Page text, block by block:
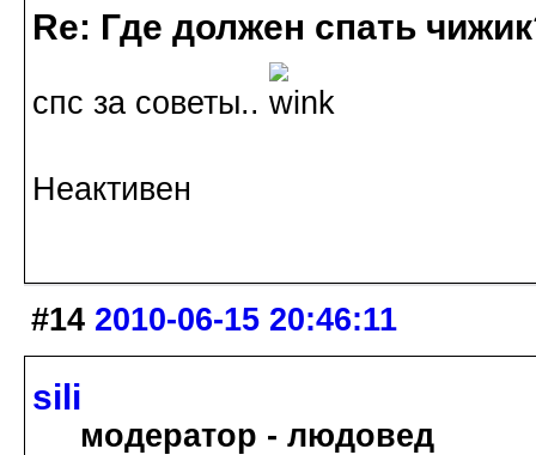
Re: Где должен спать
спс за советы..
Неактивен
#14 2010-06-15 20:46:11
sili
модератор - людовед